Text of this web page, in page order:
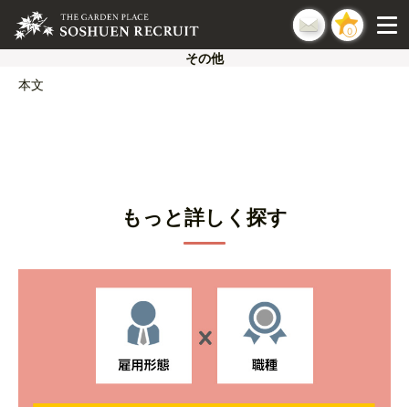
0
その他
本文
もっと詳しく探す